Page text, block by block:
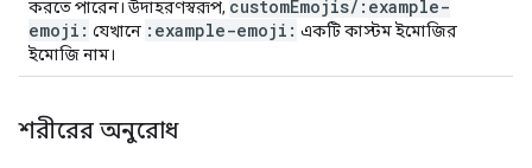
করতে পারেন। উদাহরণস্বরূপ, customEmojis/:example-
emoji: যেখানে :example-emoji: একটি কাস্টম ইমোজির
ইমোজি নাম।
শরীরের অনুরোধ